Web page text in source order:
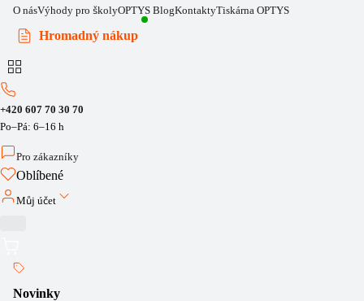
O násVýhody pro školyOPTYS BlogKontaktyTiskárna OPTYS
Hromadný nákup
+420 607 70 30 70
Po–Pá: 6–16 h
Pro zákazníky
Oblíbené
Můj účet
Novinky